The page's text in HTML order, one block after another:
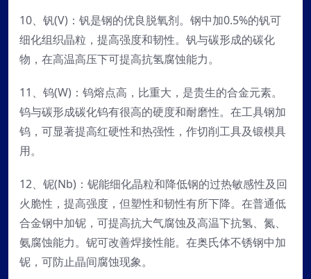
10、钒(V)：钒是钢的优良脱氧剂。钢中加0.5%的钒可
细化组织晶粒，提高强度和韧性。钒与碳形成的碳化
物，在高温高压下可提高抗氢腐蚀能力。
11、钨(W)：钨熔点高，比重大，是贵生的合金元素。
钨与碳形成碳化钨有很高的硬度和耐磨性。在工具钢加
钨，可显著提高红硬性和热强性，作切削工具及锻模具
用。
12、铌(Nb)：铌能细化晶粒和降低钢的过热敏感性及回
火脆性，提高强度，但塑性和韧性有所下降。在普通低
合金钢中加铌，可提高抗大气腐蚀及高温下抗氢、氮、
氨腐蚀能力。铌可改善焊接性能。在奥氏体不锈钢中加
铌，可防止晶间腐蚀现象。